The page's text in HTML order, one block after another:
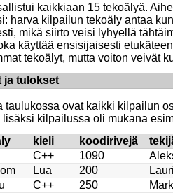
kaikkiaan 15 tekoälyä.
harva kilpailun tekoäly antaa
mikä siirto veisi lyhyellä
käyttää ensisijaisesti
tekoälyt, mutta voiton veivät
ja tulokset
taulukossa ovat kaikki kilpailun
kilpailussa oli mukana
kieli koodirivejä
C++ 1090
Lua 200
C++ 250